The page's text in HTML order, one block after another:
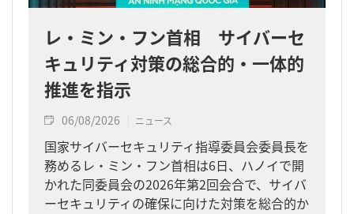
レ・ミン・フン首相 サイバーセ
キュリティ対策の総合的・一体的
推進を指示
06/08/2026 ニュース
国家サイバーセキュリティ指導委員会委員長を
務めるレ・ミン・フン首相は6日、ハノイで開
かれた同委員会の2026年第2回会合で、サイバ
ーセキュリティの確保に向けた対策を総合的か